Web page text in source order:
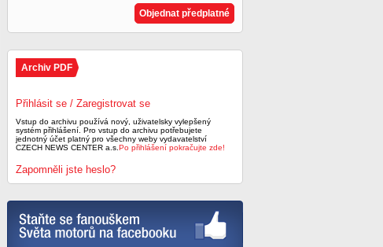
Objednat předplatné
Archiv PDF
Přihlásit se / Zaregistrovat se
Vstup do archivu používá nový, uživatelsky vylepšený
systém přihlášení. Pro vstup do archivu potřebujete
jednotný účet platný pro všechny weby vydavatelství
CZECH NEWS CENTER a.s. Po přihlášení pokračujte zde!
Zapomněli jste heslo?